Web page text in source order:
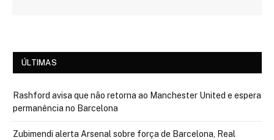
ÚLTIMAS
Rashford avisa que não retorna ao Manchester United e espera
permanência no Barcelona
Zubimendi alerta Arsenal sobre força de Barcelona, Real